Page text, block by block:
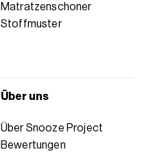
Matratzenschoner
Stoffmuster
Über uns
Über Snooze Project
Bewertungen